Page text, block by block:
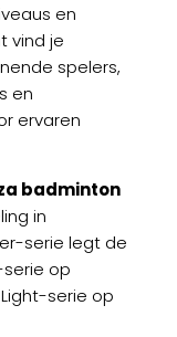
en
vind je
spelers,
en
ervaren
badminton
in
serie legt de
op
serie op